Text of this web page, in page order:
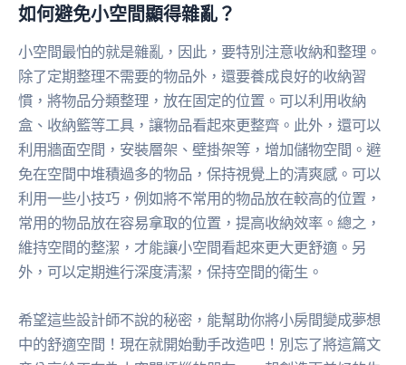
如何避免小空間顯得雜亂？
小空間最怕的就是雜亂，因此，要特別注意收納和整理。
除了定期整理不需要的物品外，還要養成良好的收納習
慣，將物品分類整理，放在固定的位置。可以利用收納
盒、收納籃等工具，讓物品看起來更整齊。此外，還可以
利用牆面空間，安裝層架、壁掛架等，增加儲物空間。避
免在空間中堆積過多的物品，保持視覺上的清爽感。可以
利用一些小技巧，例如將不常用的物品放在較高的位置，
常用的物品放在容易拿取的位置，提高收納效率。總之，
維持空間的整潔，才能讓小空間看起來更大更舒適。另
外，可以定期進行深度清潔，保持空間的衛生。
希望這些設計師不說的秘密，能幫助你將小房間變成夢想
中的舒適空間！現在就開始動手改造吧！別忘了將這篇文